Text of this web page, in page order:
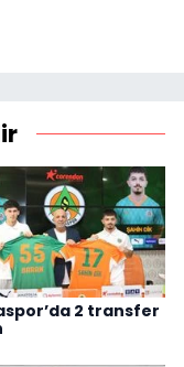
2 transfer